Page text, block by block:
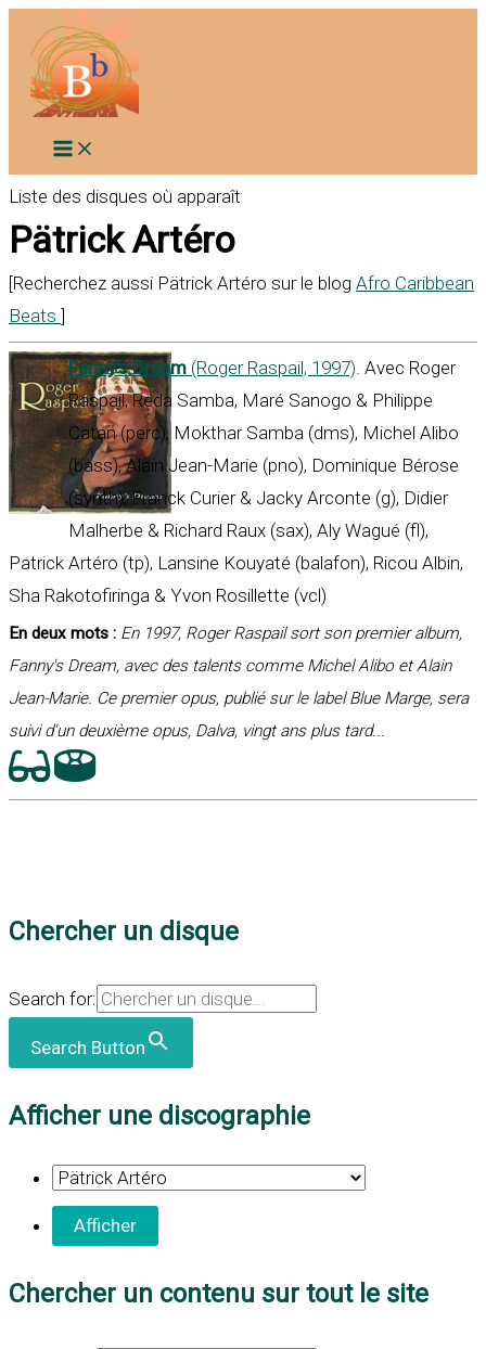
contenu
Liste des disques où apparaît
Pätrick Artéro
[Recherchez aussi Pätrick Artéro sur le blog Afro Caribbean
Beats ]
Fanny’s Dream (Roger Raspail, 1997). Avec Roger
Raspail, Reda Samba, Maré Sanogo & Philippe
Catan (perc), Mokthar Samba (dms), Michel Alibo
(bass), Alain Jean-Marie (pno), Dominique Bérose
(synth), Franck Curier & Jacky Arconte (g), Didier
Malherbe & Richard Raux (sax), Aly Wagué (fl),
Patrick Artéro (tp), Lansine Kouyaté (balafon), Ricou Albin,
Sha Rakotofiringa & Yvon Rosillette (vcl)
En deux mots : En 1997, Roger Raspail sort son premier album,
Fanny's Dream, avec des talents comme Michel Alibo et Alain
Jean-Marie. Ce premier opus, publié sur le label Blue Marge, sera
suivi d'un deuxième opus, Dalva, vingt ans plus tard...
Chercher un disque
Search for:
Search Button
Afficher une discographie
Chercher un contenu sur tout le site